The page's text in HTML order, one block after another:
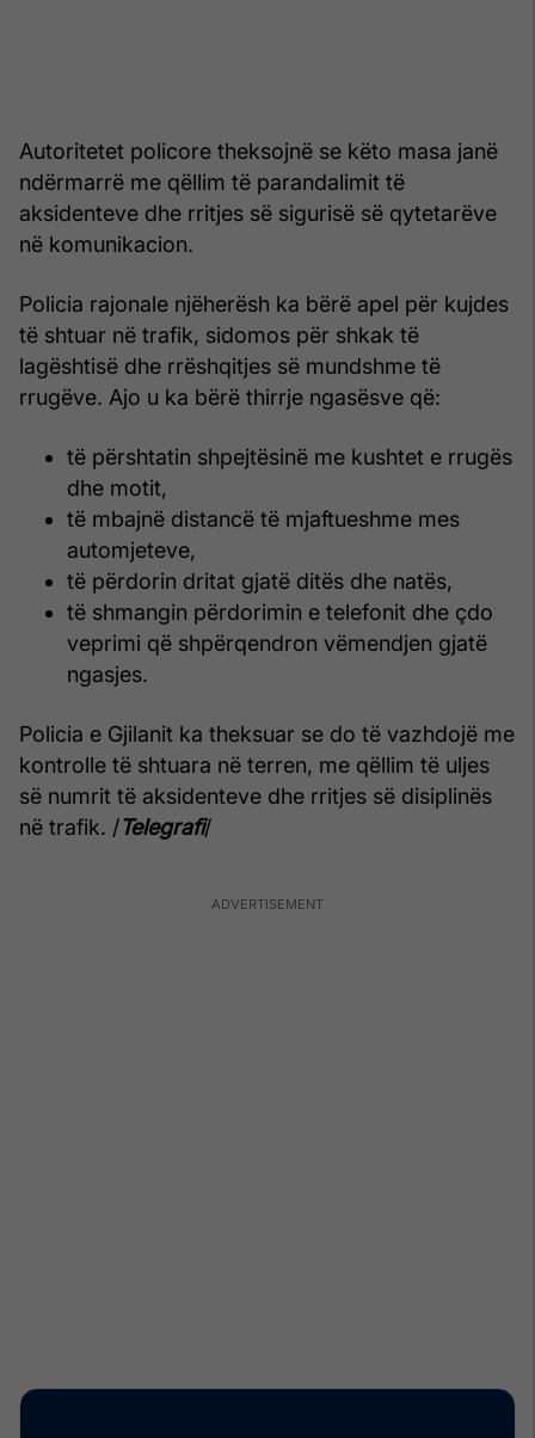
Autoritetet policore theksojnë se këto masa janë
ndërmarrë me qëllim të parandalimit të
aksidenteve dhe rritjes së sigurisë së qytetarëve
në komunikacion.
Policia rajonale njëherësh ka bërë apel për kujdes
të shtuar në trafik, sidomos për shkak të
lagështisë dhe rrëshqitjes së mundshme të
rrugëve. Ajo u ka bërë thirrje ngasësve që:
të përshtatin shpejtësinë me kushtet e rrugës
dhe motit,
të mbajnë distancë të mjaftueshme mes
automjeteve,
të përdorin dritat gjatë ditës dhe natës,
të shmangin përdorimin e telefonit dhe çdo
veprimi që shpërqendron vëmendjen gjatë
ngasjes.
Policia e Gjilanit ka theksuar se do të vazhdojë me
kontrolle të shtuara në terren, me qëllim të uljes
së numrit të aksidenteve dhe rritjes së disiplinës
në trafik. /Telegrafi/